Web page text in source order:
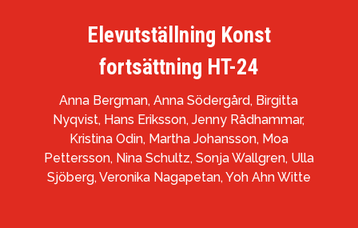
Elevutställning Konst
fortsättning HT-24
Anna Bergman, Anna Södergård, Birgitta
Nyqvist, Hans Eriksson, Jenny Rådhammar,
Kristina Odin, Martha Johansson, Moa
Pettersson, Nina Schultz, Sonja Wallgren, Ulla
Sjöberg, Veronika Nagapetan, Yoh Ahn Witte